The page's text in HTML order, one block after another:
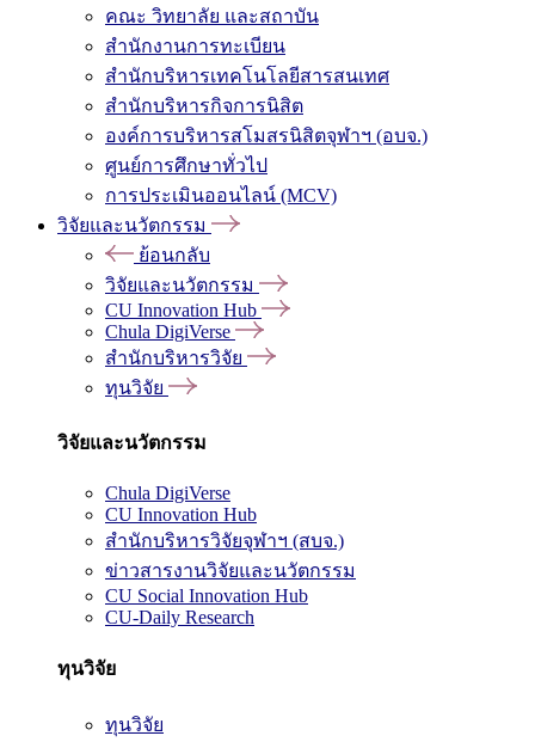
คณะ วิทยาลัย และสถาบัน
สำนักงานการทะเบียน
สำนักบริหารเทคโนโลยีสารสนเทศ
สำนักบริหารกิจการนิสิต
องค์การบริหารสโมสรนิสิตจุฬาฯ (อบจ.)
ศูนย์การศึกษาทั่วไป
การประเมินออนไลน์ (MCV)
วิจัยและนวัตกรรม
ย้อนกลับ
วิจัยและนวัตกรรม
CU Innovation Hub
Chula DigiVerse
สำนักบริหารวิจัย
ทุนวิจัย
วิจัยและนวัตกรรม
Chula DigiVerse
CU Innovation Hub
สำนักบริหารวิจัยจุฬาฯ (สบจ.)
ข่าวสารงานวิจัยและนวัตกรรม
CU Social Innovation Hub
CU-Daily Research
ทุนวิจัย
ทุนวิจัย